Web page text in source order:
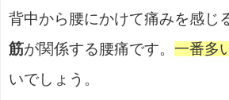
背中から腰にかけて痛みを感じ
筋が関係する腰痛です。 一番多
いでしょう。